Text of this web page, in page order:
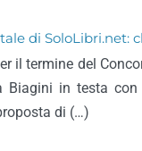
di SoloLibri.net:
il termine del
Biagini in testa
di (…)